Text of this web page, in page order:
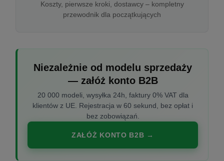
Koszty, pierwsze kroki, dostawcy – kompletny
przewodnik dla początkujących
Niezależnie od modelu sprzedaży
— załóż konto B2B
20 000 modeli, wysyłka 24h, faktury 0% VAT dla
klientów z UE. Rejestracja w 60 sekund, bez opłat i
bez zobowiązań.
ZAŁÓŻ KONTO B2B →